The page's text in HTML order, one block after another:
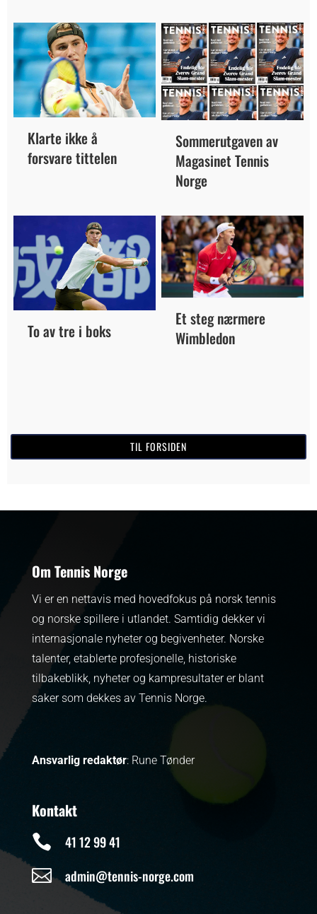
Klarte ikke å
forsvare tittelen
Sommerutgaven av
Magasinet Tennis
Norge
To av tre i boks
Et steg nærmere
Wimbledon
TIL FORSIDEN
Om Tennis Norge
Vi er en nettavis med hovedfokus på norsk tennis
og norske spillere i utlandet. Samtidig dekker vi
internasjonale nyheter og begivenheter. Norske
talenter, etablerte profesjonelle, historiske
tilbakeblikk, nyheter og kampresultater er blant
saker som dekkes av Tennis Norge.
Ansvarlig redaktør: Rune Tønder
Kontakt
 41 12 99 41
 admin@tennis-norge.com